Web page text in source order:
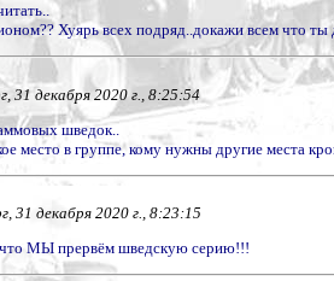
Хуярь всех подряд..докажи всем что ты
31 декабря 2020 г., 8:25:54
шведок..
место в группе, кому нужны другие места
31 декабря 2020 г., 8:23:15
что МЫ прервём шведскую серию!!!